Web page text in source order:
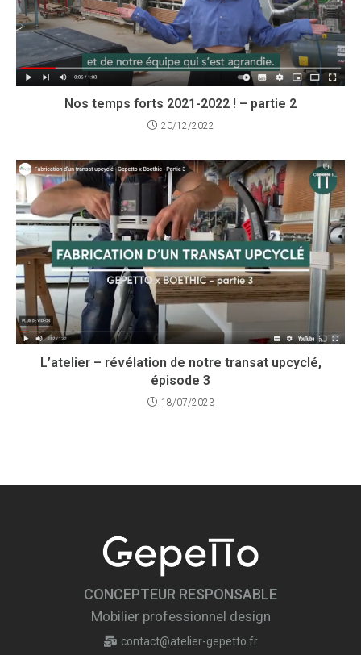
Nos temps forts 2021-2022 ! – partie 2
20/12/2022
L’atelier – révélation de notre transat upcyclé,
épisode 3
18/07/2023
CONCEPTEUR RESPONSABLE
Mobilier professionnel design
contact@atelier-gepetto.fr